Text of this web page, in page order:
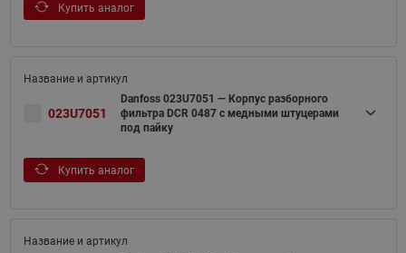
Купить аналог
023U7051
Danfoss 023U7051 — Корпус разборного
фильтра DCR 0487 с медными штуцерами
под пайку
Купить аналог